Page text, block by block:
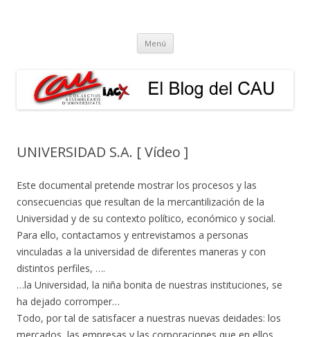
Menú Vés
contingut
UNIVERSIDAD S.A. [ Vídeo ]
Este documental pretende mostrar los procesos y las
consecuencias que resultan de la mercantilización de la
Universidad y de su contexto político, económico y social.
Para ello, contactamos y entrevistamos a personas
vinculadas a la universidad de diferentes maneras y con
distintos perfiles, ….
…la Universidad, la niña bonita de nuestras instituciones, se
ha dejado corromper…
Todo, por tal de satisfacer a nuestras nuevas deidades: los
mercados, las empresas y las corporaciones que en ellos